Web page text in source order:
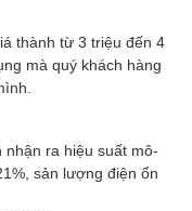
thành từ 3 triệu đến 4
mà quý khách hàng
ra hiệu suất mô-
sản lượng điện ổn